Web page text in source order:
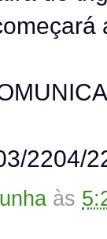
2204/
às